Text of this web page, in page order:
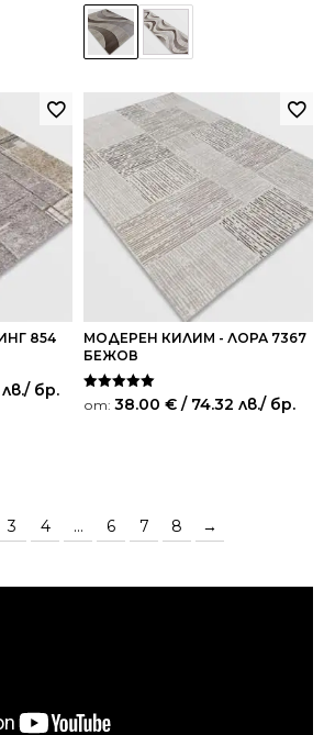
854
/ бр.
МОДЕРЕН КИЛИМ - ЛОРА 7367
БЕЖОВ
Оценено на
5.00
от: 38.00 € / 74.32 лв./ бр.
3 4 … 6 7 8 →